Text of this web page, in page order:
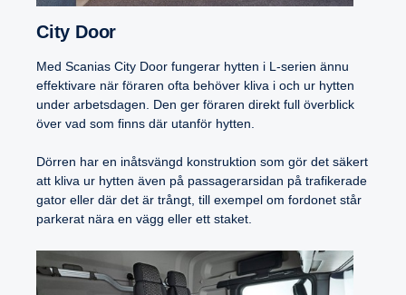
City Door
Med Scanias City Door fungerar hytten i L-serien ännu
effektivare när föraren ofta behöver kliva i och ur hytten
under arbetsdagen. Den ger föraren direkt full överblick
över vad som finns där utanför hytten.
Dörren har en inåtsvängd konstruktion som gör det säkert
att kliva ur hytten även på passagerarsidan på trafikerade
gator eller där det är trångt, till exempel om fordonet står
parkerat nära en vägg eller ett staket.